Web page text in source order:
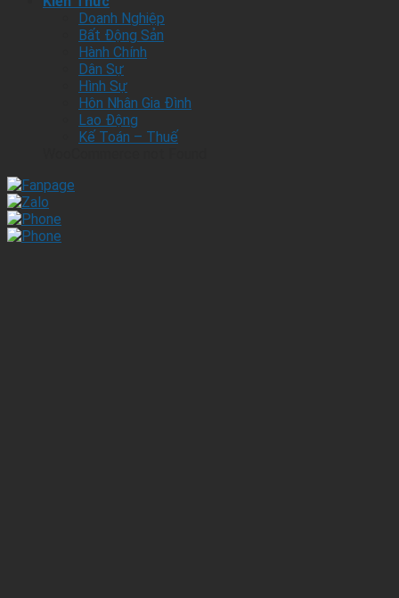
Doanh Nghiệp
Bất Động Sản
Hành Chính
Dân Sự
Hình Sự
Hôn Nhân Gia Đình
Lao Động
Kế Toán – Thuế